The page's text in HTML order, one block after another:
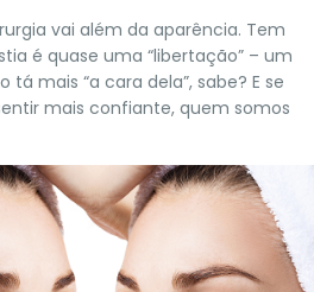
vai além da aparência. Tem
é quase uma “libertação” – um
mais “a cara dela”, sabe? E se
mais confiante, quem somos